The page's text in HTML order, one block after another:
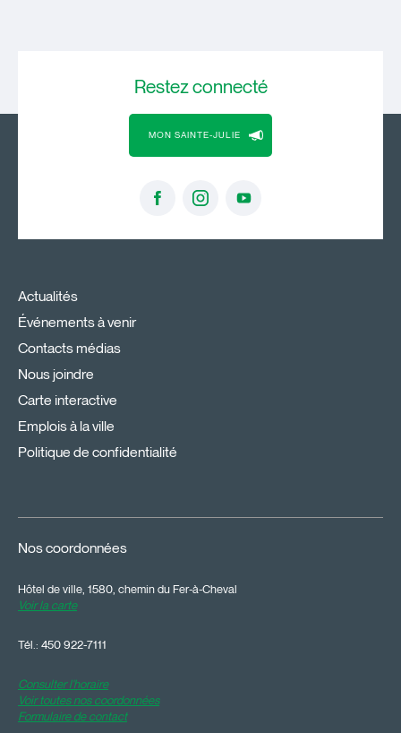
Restezconnecté
MON SAINTE-JULIE
Actualités
Événements à venir
Contacts médias
Nous joindre
Carte interactive
Emplois à la ville
Politique de confidentialité
Nos coordonnées
Hôtel de ville, 1580, chemin du Fer-à-Cheval
Voir la carte
Tél.: 450 922-7111
Consulter l'horaire
Voir toutes nos coordonnées
Formulaire de contact